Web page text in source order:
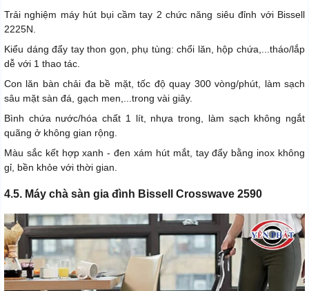
Trải nghiệm máy hút bụi cầm tay 2 chức năng siêu đỉnh với Bissell
2225N.
Kiểu dáng đẩy tay thon gọn, phụ tùng: chổi lăn, hộp chứa,...tháo/lắp
dễ với 1 thao tác.
Con lăn bàn chải đa bề mặt, tốc độ quay 300 vòng/phút, làm sạch
sâu mặt sàn đá, gạch men,...trong vài giây.
Bình chứa nước/hóa chất 1 lít, nhựa trong, làm sạch không ngắt
quãng ở không gian rộng.
Màu sắc kết hợp xanh - đen xám hút mắt, tay đẩy bằng inox không
gỉ, bền khỏe với thời gian.
4.5. Máy chà sàn gia đình Bissell Crosswave 2590